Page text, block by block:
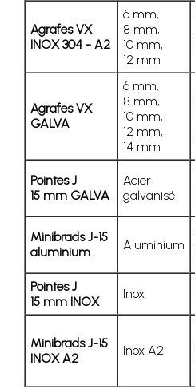
Agrafes VX
INOX 304 - A2
6 mm,
8 mm,
10 mm,
12 mm
Agrafes VX
GALVA
6 mm,
8 mm,
10 mm,
12 mm,
14 mm
Pointes J
15 mm GALVA
Acier
galvanisé
Minibrads J-15
aluminium
Aluminium
Pointes J
15 mm INOX
Inox
Minibrads J-15
INOX A2
Inox A2